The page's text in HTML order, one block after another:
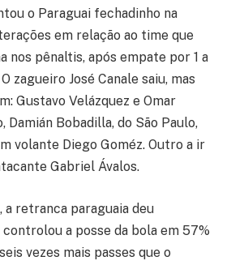
o Paraguai fechadinho na
em relação ao time que
nos pênaltis, após empate por 1 a
zagueiro José Canale saiu, mas
Gustavo Velázquez e Omar
Damián Bobadilla, do São Paulo,
volante Diego Goméz. Outro a ir
Gabriel Ávalos.
retranca paraguaia deu
a posse da bola em 57%
vezes mais passes que o